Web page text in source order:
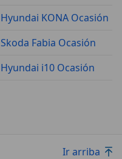
Hyundai KONA Ocasión
Skoda Fabia Ocasión
Hyundai i10 Ocasión
Ir arriba